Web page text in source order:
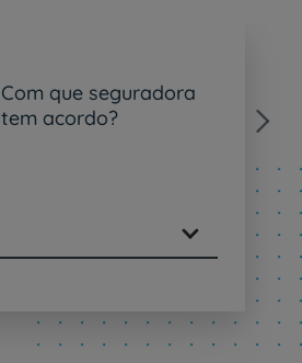
Com que seguradora
tem acordo?
Next